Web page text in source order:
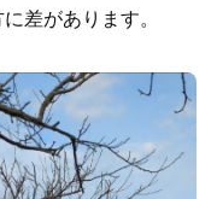
差があります。